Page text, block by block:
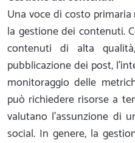
Una voce di costo
la gestione dei contenuti.
contenuti di alta
pubblicazione dei post,
monitoraggio delle
può richiedere risorse a
valutano l’assunzione di
social. In genere, la